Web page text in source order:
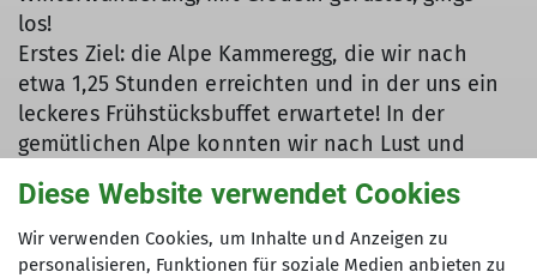
los!
Erstes Ziel: die Alpe Kammeregg, die wir nach
etwa 1,25 Stunden erreichten und in der uns ein
leckeres Frühstücksbuffet erwartete! In der
gemütlichen Alpe konnten wir nach Lust und
Brotsorten, Wurst und Käse, sowie
Aufstrichvariationen, oder auch einfach einem
Müsli wählen.
Diese Website verwendet Cookies
Wir verwenden Cookies, um Inhalte und Anzeigen zu
personalisieren, Funktionen für soziale Medien anbieten zu